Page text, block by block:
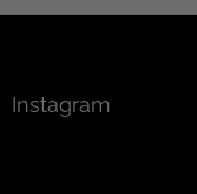
Instagram